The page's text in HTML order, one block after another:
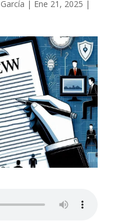
| Ene 21, 2025 |